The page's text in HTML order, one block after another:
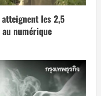
les 2,5
numérique